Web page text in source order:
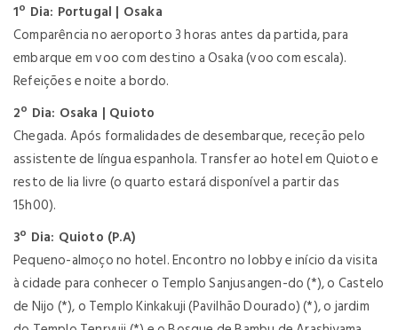
1º Dia: Portugal | Osaka
Comparência no aeroporto 3 horas antes da partida, para
embarque em voo com destino a Osaka (voo com escala).
Refeições e noite a bordo.
2º Dia: Osaka | Quioto
Chegada. Após formalidades de desembarque, receção pelo
assistente de língua espanhola. Transfer ao hotel em Quioto e
resto de lia livre (o quarto estará disponível a partir das
15h00).
3º Dia: Quioto (P.A)
Pequeno-almoço no hotel. Encontro no lobby e início da visita
à cidade para conhecer o Templo Sanjusangen-do (*), o Castelo
de Nijo (*), o Templo Kinkakuji (Pavilhão Dourado) (*), o jardim